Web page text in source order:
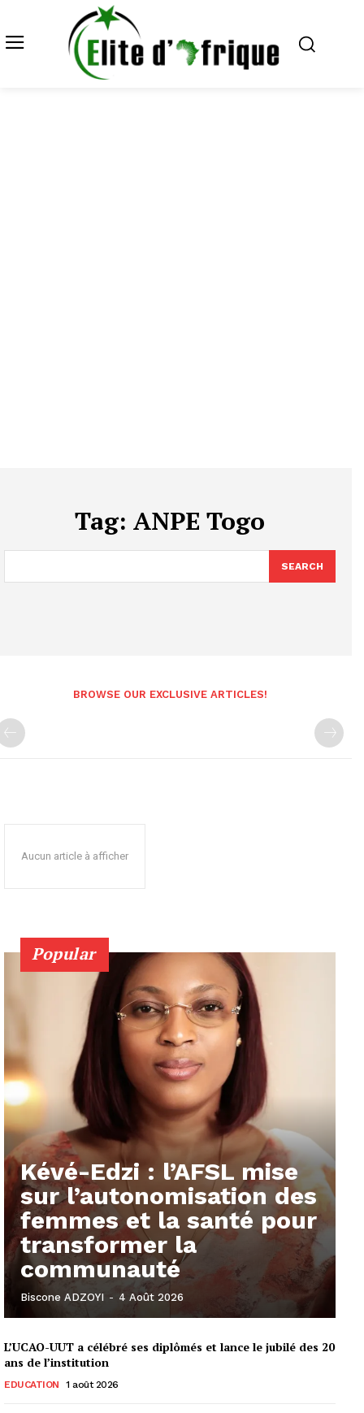
Tag: ANPE Togo
SEARCH
BROWSE OUR EXCLUSIVE ARTICLES!
Aucun article à afficher
Popular
Kévé-Edzi : l’AFSL mise
sur l’autonomisation des
femmes et la santé pour
transformer la
communauté
Biscone ADZOYI - 4 Août 2026
L’UCAO-UUT a célébré ses diplômés et lance le jubilé des 20
ans de l’institution
EDUCATION 1 août 2026